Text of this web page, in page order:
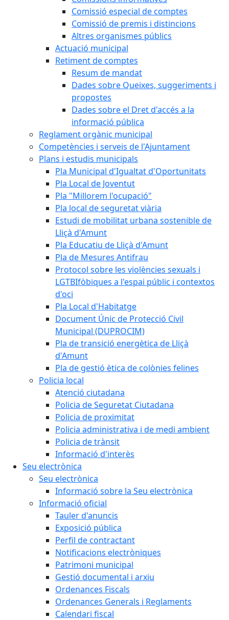
Comissió especial de comptes
Comissió de premis i distincions
Altres organismes públics
Actuació municipal
Retiment de comptes
Resum de mandat
Dades sobre Queixes, suggeriments i
propostes
Dades sobre el Dret d'accés a la
informació pública
Reglament orgànic municipal
Competències i serveis de l'Ajuntament
Plans i estudis municipals
Pla Municipal d'Igualtat d'Oportunitats
Pla Local de Joventut
Pla "Millorem l'ocupació"
Pla local de seguretat viària
Estudi de mobilitat urbana sostenible de
Lliçà d'Amunt
Pla Educatiu de Lliçà d'Amunt
Pla de Mesures Antifrau
Protocol sobre les violències sexuals i
LGTBIfòbiques a l'espai públic i contextos
d'oci
Pla Local d'Habitatge
Document Únic de Protecció Civil
Municipal (DUPROCIM)
Pla de transició energètica de Lliçà
d'Amunt
Pla de gestió ètica de colònies felines
Policia local
Atenció ciutadana
Policia de Seguretat Ciutadana
Policia de proximitat
Policia administrativa i de medi ambient
Policia de trànsit
Informació d'interès
Seu electrònica
Seu electrònica
Informació sobre la Seu electrònica
Informació oficial
Tauler d'anuncis
Exposició pública
Perfil de contractant
Notificacions electròniques
Patrimoni municipal
Gestió documental i arxiu
Ordenances Fiscals
Ordenances Generals i Reglaments
Calendari fiscal